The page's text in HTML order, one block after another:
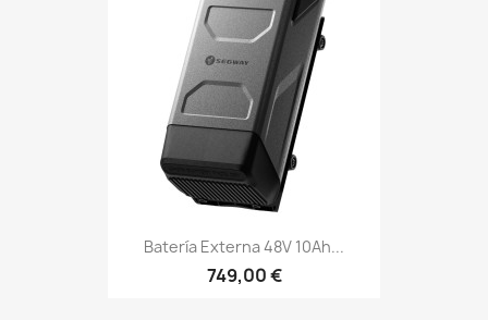
Batería Externa 48V 10Ah...
749,00 €